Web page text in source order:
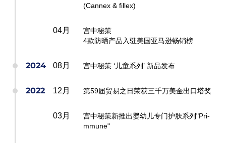
(Cannex & fillex)
04月
宫中秘策
4款防晒产品入驻美国亚马逊畅销榜
2024 08月 宫中秘策 ‘儿童系列’ 新品发布
2022 12月 第59届贸易之日荣获三千万美金出口塔奖
03月
宫中秘策新推出婴幼儿专门护肤系列"Pri-
mmune"